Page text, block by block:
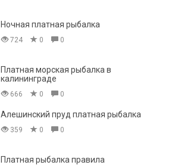
Ночная платная рыбалка
724 0 0
Платная морская рыбалка в
калининграде
666 0 0
Алешинский пруд платная рыбалка
359 0 0
Платная рыбалка правила